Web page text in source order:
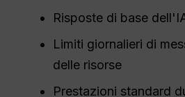
Risposte di base
Limiti giornalieri di
delle risorse
Prestazioni standard